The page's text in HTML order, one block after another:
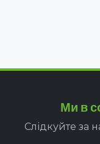
Ми в
Слідкуйте за